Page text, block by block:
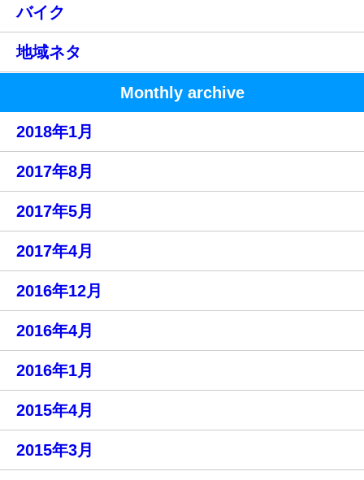
バイク
地域ネタ
Monthly archive
2018年1月
2017年8月
2017年5月
2017年4月
2016年12月
2016年4月
2016年1月
2015年4月
2015年3月